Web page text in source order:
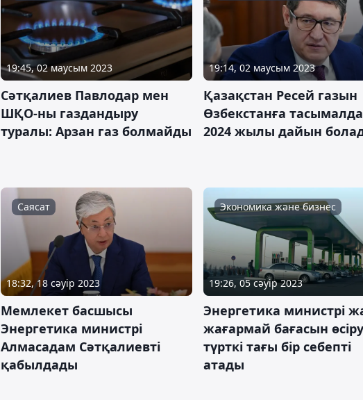
19:45, 02 маусым 2023
Сәтқалиев Павлодар мен
ШҚО-ны газдандыру
туралы: Арзан газ болмайды
19:14, 02 маусым 2023
Қазақстан Ресей газын
Өзбекстанға
2024 жылы дайын
Саясат
18:32, 18 сәуір 2023
Мемлекет басшысы
Энергетика министрі
Алмасадам Сәтқалиевті
қабылдады
Экономика және бизнес
19:26, 05 сәуір 2023
Энергетика министрі
жағармай бағасын
түрткі тағы бір себепті
атады